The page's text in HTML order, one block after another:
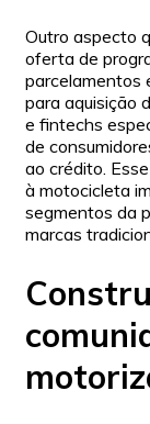
Outro aspecto
oferta de
parcelamentos
para aquisição
e fintechs
de
ao crédito.
à motocicleta
segmentos da
marcas